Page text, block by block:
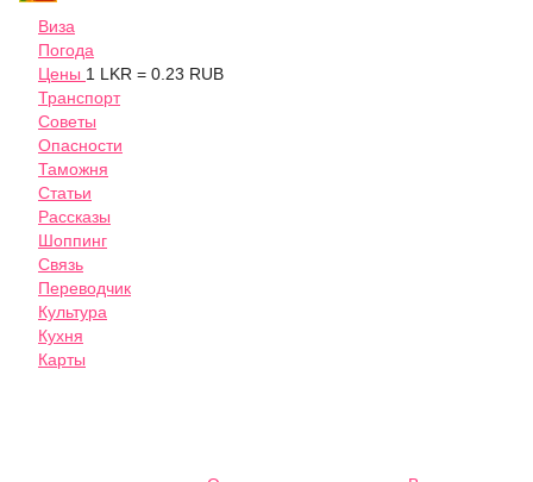
Виза
Погода
Цены 1 LKR = 0.23 RUB
Транспорт
Советы
Опасности
Таможня
Статьи
Рассказы
Шоппинг
Связь
Переводчик
Культура
Кухня
Карты